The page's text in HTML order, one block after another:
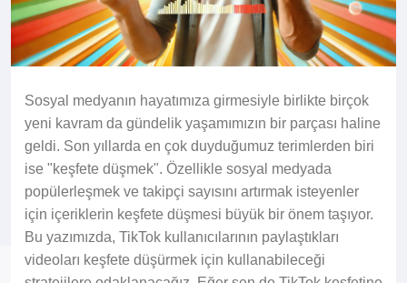
Sosyal medyanın hayatımıza girmesiyle birlikte birçok
yeni kavram da gündelik yaşamımızın bir parçası haline
geldi. Son yıllarda en çok duyduğumuz terimlerden biri
ise "keşfete düşmek". Özellikle sosyal medyada
popülerleşmek ve takipçi sayısını artırmak isteyenler
için içeriklerin keşfete düşmesi büyük bir önem taşıyor.
Bu yazımızda, TikTok kullanıcılarının paylaştıkları
videoları keşfete düşürmek için kullanabileceği